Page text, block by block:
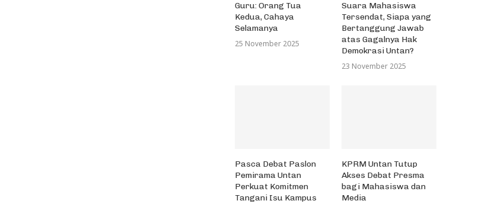
Guru: Orang Tua
Kedua, Cahaya
Selamanya
25 November 2025
Suara Mahasiswa
Tersendat, Siapa yang
Bertanggung Jawab
atas Gagalnya Hak
Demokrasi Untan?
23 November 2025
Pasca Debat Paslon
Pemirama Untan
Perkuat Komitmen
Tangani Isu Kampus
KPRM Untan Tutup
Akses Debat Presma
bagi Mahasiswa dan
Media